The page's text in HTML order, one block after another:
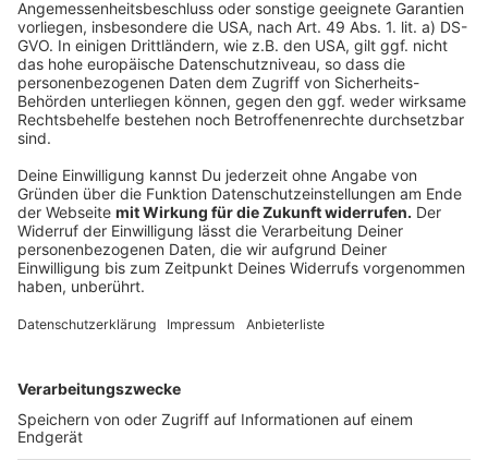
- Rucksäcke, Bauchtaschen
-Hygieneartikel: Duschgel, Deo, Rasierschaum,
Einwegrasierer
Weitere Meldungen aus Leverkusen
Anzeige
Nimmt Bayer zu viel Einfluss auf Bayer Leverkusen?
Radweg an B8 nach Leverkusen wird später fertig
Neues Programm der Leverkusener
Jugendkunstgruppen